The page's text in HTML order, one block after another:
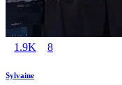
1.9K 8
Sylvaine